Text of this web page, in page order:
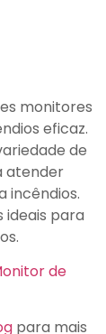
monitores
eficaz.
de
atender
incêndios.
ideais para
de
para mais